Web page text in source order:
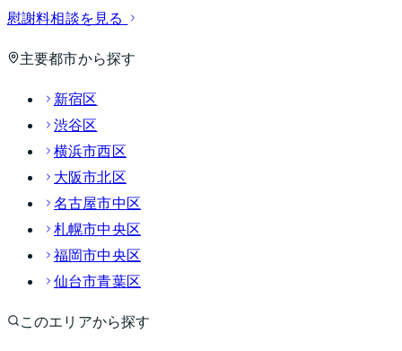
慰謝料相談を見る
主要都市から探す
新宿区
渋谷区
横浜市西区
大阪市北区
名古屋市中区
札幌市中央区
福岡市中央区
仙台市青葉区
このエリアから探す